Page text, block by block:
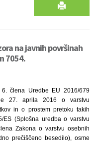
na javnih površinah
7054.
člena Uredbe EU 2016/679
27. aprila 2016 o varstvu
in o prostem pretoku takih
ES (Splošna uredba o varstvu
Zakona o varstvu osebnih
prečiščeno besedilo), osme